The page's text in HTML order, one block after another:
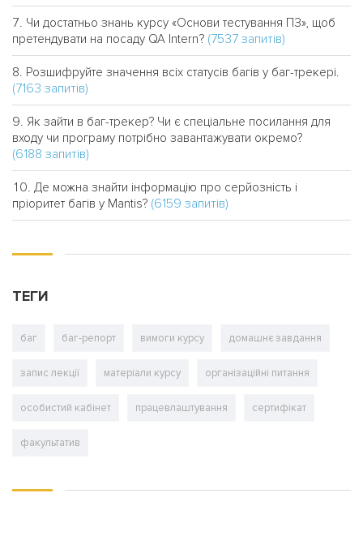
Чи достатньо знань курсу «Основи тестування ПЗ», щоб
претендувати на посаду QA Intern? (7537 запитів)
Розшифруйте значення всіх статусів багів у баг-трекері.
(7163 запитів)
Як зайти в баг-трекер? Чи є спеціальне посилання для
входу чи програму потрібно завантажувати окремо?
(6188 запитів)
Де можна знайти інформацію про серйозність і
пріоритет багів у Mantis? (6159 запитів)
ТЕГИ
баг баг-репорт вимоги курсу домашнє завдання
запис лекції матеріали курсу організаційні питання
особистий кабінет працевлаштування сертифікат
факультатив